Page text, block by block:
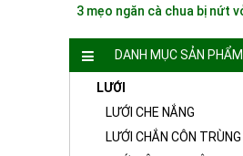
3 mẹo ngăn cà chua bị nứt
DANH MỤC SẢN PHẨM
LƯỚI
LƯỚI CHE NẮNG
LƯỚI CHẮN CÔN TRÙNG